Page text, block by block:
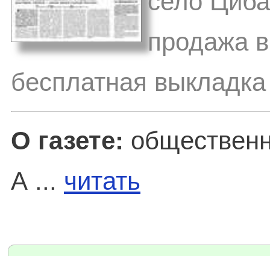
продажа
бесплатная выкладка
О газете:
А ... читать